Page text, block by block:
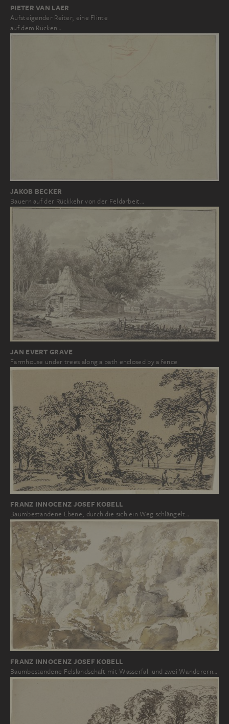
PIETER VAN LAER
Aufsteigender Reiter, eine Flinte
auf dem Rücken…
JAKOB BECKER
Bauern auf der Rückkehr von der Feldarbeit…
JAN EVERT GRAVE
Farmhouse under trees along a path enclosed by a fence
FRANZ INNOCENZ JOSEF KOBELL
Baumbestandene Ebene, durch die sich ein Weg schlängelt…
FRANZ INNOCENZ JOSEF KOBELL
Baumbestandene Felslandschaft mit Wasserfall und zwei Wanderern…